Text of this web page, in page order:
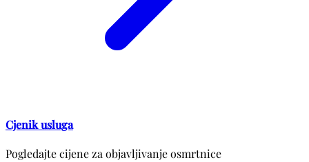
Cjenik usluga
Pogledajte cijene za objavljivanje osmrtnice